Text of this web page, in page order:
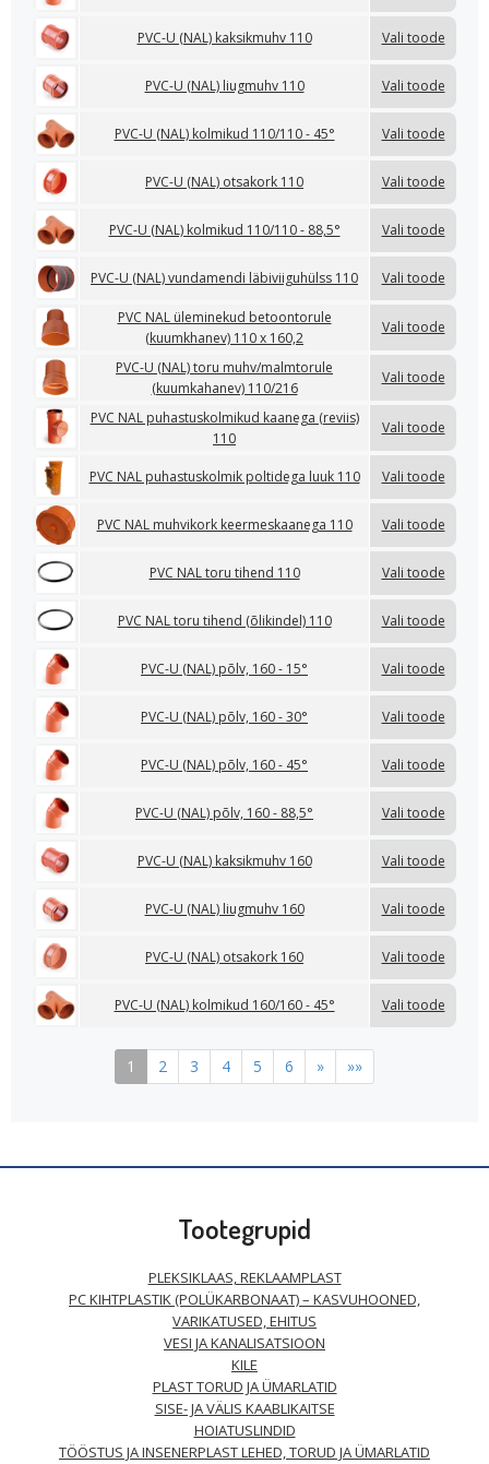
PVC-U (NAL) kaksikmuhv 110 Vali toode
PVC-U (NAL) liugmuhv 110 Vali toode
PVC-U (NAL) kolmikud 110/110 - 45° Vali toode
PVC-U (NAL) otsakork 110 Vali toode
PVC-U (NAL) kolmikud 110/110 - 88,5° Vali toode
PVC-U (NAL) vundamendi läbiviiguhülss 110 Vali toode
PVC NAL üleminekud betoontorule
(kuumkhanev) 110 x 160,2
Vali toode
PVC-U (NAL) toru muhv/malmtorule
(kuumkahanev) 110/216
Vali toode
PVC NAL puhastuskolmikud kaanega (reviis)
110
Vali toode
PVC NAL puhastuskolmik poltidega luuk 110 Vali toode
PVC NAL muhvikork keermeskaanega 110 Vali toode
PVC NAL toru tihend 110 Vali toode
PVC NAL toru tihend (õlikindel) 110 Vali toode
PVC-U (NAL) põlv, 160 - 15° Vali toode
PVC-U (NAL) põlv, 160 - 30° Vali toode
PVC-U (NAL) põlv, 160 - 45° Vali toode
PVC-U (NAL) põlv, 160 - 88,5° Vali toode
PVC-U (NAL) kaksikmuhv 160 Vali toode
PVC-U (NAL) liugmuhv 160 Vali toode
PVC-U (NAL) otsakork 160 Vali toode
PVC-U (NAL) kolmikud 160/160 - 45° Vali toode
1 2 3 4 5 6 » »»
Tootegrupid
PLEKSIKLAAS, REKLAAMPLAST
PC KIHTPLASTIK (POLÜKARBONAAT) – KASVUHOONED,
VARIKATUSED, EHITUS
VESI JA KANALISATSIOON
KILE
PLAST TORUD JA ÜMARLATID
SISE- JA VÄLIS KAABLIKAITSE
HOIATUSLINDID
TÖÖSTUS JA INSENERPLAST LEHED, TORUD JA ÜMARLATID